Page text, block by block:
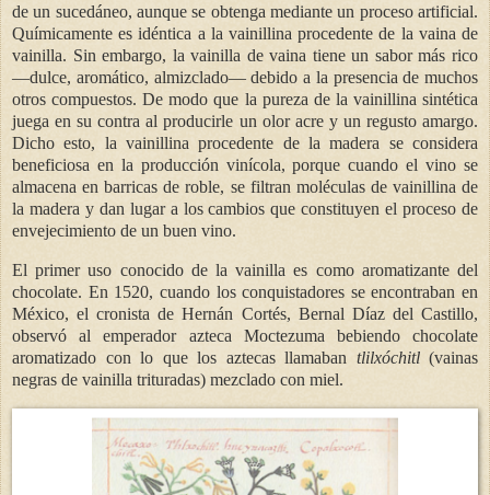
de un sucedáneo, aunque se obtenga mediante un proceso artificial.
Químicamente es idéntica a la vainillina procedente de la vaina de
vainilla. Sin embargo, la vainilla de vaina tiene un sabor más rico
—dulce, aromático, almizclado— debido a la presencia de muchos
otros compuestos. De modo que la pureza de la vainillina sintética
juega en su contra al producirle un olor acre y un regusto amargo.
Dicho esto, la vainillina procedente de la madera se considera
beneficiosa en la producción vinícola, porque cuando el vino se
almacena en barricas de roble, se filtran moléculas de vainillina de
la madera y dan lugar a los cambios que constituyen el proceso de
envejecimiento de un buen vino.
El primer uso conocido de la vainilla es como aromatizante del
chocolate. En 1520, cuando los conquistadores se encontraban en
México, el cronista de Hernán Cortés, Bernal Díaz del Castillo,
observó al emperador azteca Moctezuma bebiendo chocolate
aromatizado con lo que los aztecas llamaban tlilxóchitl(vainas
negras de vainilla trituradas) mezclado con miel.